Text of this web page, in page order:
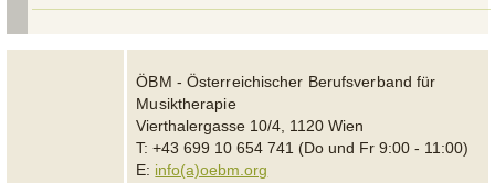
ÖBM - Österreichischer Berufsverband für
Musiktherapie
Vierthalergasse 10/4, 1120 Wien
T: +43 699 10 654 741 (Do und Fr 9:00 - 11:00)
E: info(a)oebm.org